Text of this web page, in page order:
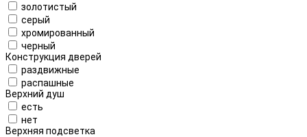
золотистый
серый
хромированный
черный
Конструкция дверей
раздвижные
распашные
Верхний душ
есть
нет
Верхняя подсветка